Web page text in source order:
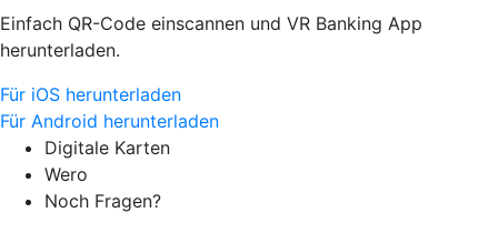
Einfach QR-Code einscannen und VR Banking App
herunterladen.
Für iOS herunterladen
Für Android herunterladen
Digitale Karten
Wero
Noch Fragen?